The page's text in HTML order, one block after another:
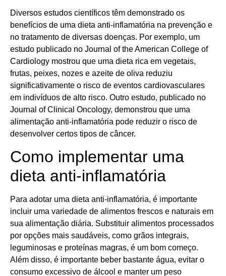
Diversos estudos científicos têm demonstrado os
benefícios de uma dieta anti-inflamatória na prevenção e
no tratamento de diversas doenças. Por exemplo, um
estudo publicado no Journal of the American College of
Cardiology mostrou que uma dieta rica em vegetais,
frutas, peixes, nozes e azeite de oliva reduziu
significativamente o risco de eventos cardiovasculares
em indivíduos de alto risco. Outro estudo, publicado no
Journal of Clinical Oncology, demonstrou que uma
alimentação anti-inflamatória pode reduzir o risco de
desenvolver certos tipos de câncer.
Como implementar uma
dieta anti-inflamatória
Para adotar uma dieta anti-inflamatória, é importante
incluir uma variedade de alimentos frescos e naturais em
sua alimentação diária. Substituir alimentos processados
por opções mais saudáveis, como grãos integrais,
leguminosas e proteínas magras, é um bom começo.
Além disso, é importante beber bastante água, evitar o
consumo excessivo de álcool e manter um peso